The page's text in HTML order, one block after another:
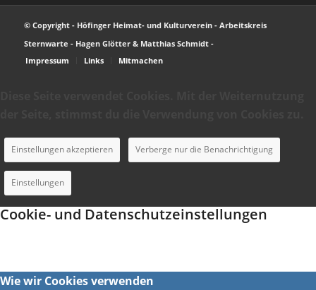
© Copyright - Höfinger Heimat- und Kulturverein - Arbeitskreis
Sternwarte - Hagen Glötter & Matthias Schmidt -
Impressum
Links Mitmachen
Einstellungen akzeptieren Verberge nur die Benachrichtigung
Einstellungen
Cookie- und Datenschutzeinstellungen
Wie wir Cookies verwenden